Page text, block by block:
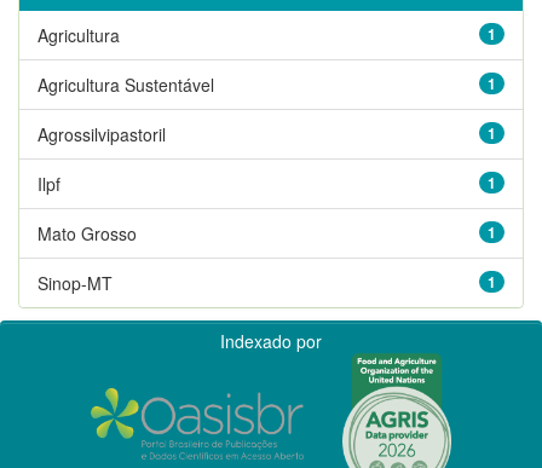
1
Agricultura
1
Agricultura Sustentável
1
Agrossilvipastoril
1
Ilpf
1
Mato Grosso
1
Sinop-MT
Indexado por